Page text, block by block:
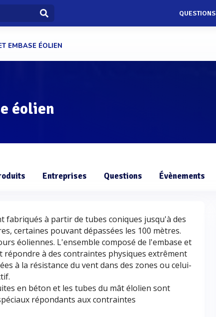
QUESTIONS
EMBASE ÉOLIEN
éolien
Entreprises Questions Évènements
fabriqués à partir de tubes coniques jusqu'à des
certaines pouvant dépassées les 100 mètres.
éoliennes. L'ensemble composé de l'embase et
répondre à des contraintes physiques extrêment
à la résistance du vent dans des zones ou celui-
en béton et les tubes du mât élolien sont
répondants aux contraintes